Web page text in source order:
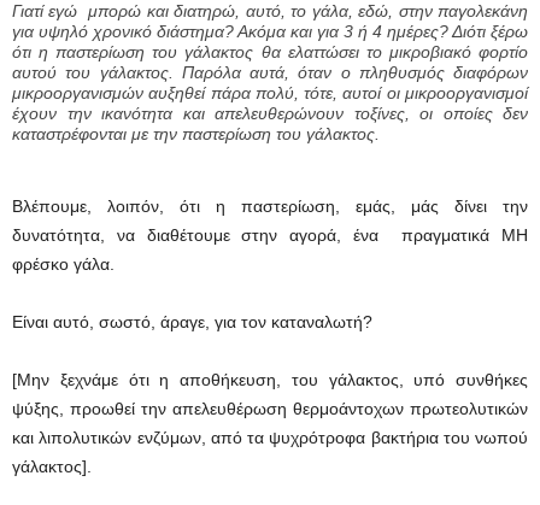
Γιατί εγώ μπορώ και διατηρώ, αυτό, το γάλα, εδώ, στην παγολεκάνη
για υψηλό χρονικό διάστημα? Ακόμα και για 3 ή 4 ημέρες? Διότι ξέρω
ότι η παστερίωση του γάλακτος θα ελαττώσει το μικροβιακό φορτίο
αυτού του γάλακτος. Παρόλα αυτά, όταν ο πληθυσμός διαφόρων
μικροοργανισμών αυξηθεί πάρα πολύ, τότε, αυτοί οι μικροοργανισμοί
έχουν την ικανότητα και απελευθερώνουν τοξίνες, οι οποίες δεν
καταστρέφονται με την παστερίωση του γάλακτος.
Βλέπουμε, λοιπόν, ότι η παστερίωση, εμάς, μάς δίνει την
δυνατότητα, να διαθέτουμε στην αγορά, ένα πραγματικά ΜΗ
φρέσκο γάλα.
Είναι αυτό, σωστό, άραγε, για τον καταναλωτή?
[Μην ξεχνάμε ότι η αποθήκευση, του γάλακτος, υπό συνθήκες
ψύξης, προωθεί την απελευθέρωση θερμοάντοχων πρωτεολυτικών
και λιπολυτικών ενζύμων, από τα ψυχρότροφα βακτήρια του νωπού
γάλακτος].